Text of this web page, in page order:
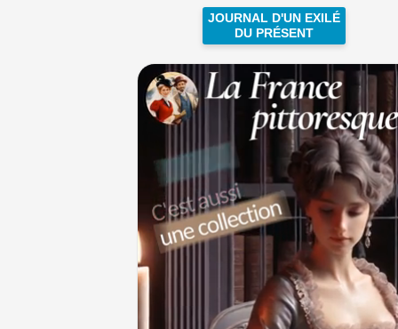
JOURNAL D'UN EXILÉ
DU PRÉSENT